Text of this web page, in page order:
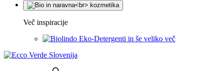
Več inspiracije
Eko-Detergenti in še veliko več